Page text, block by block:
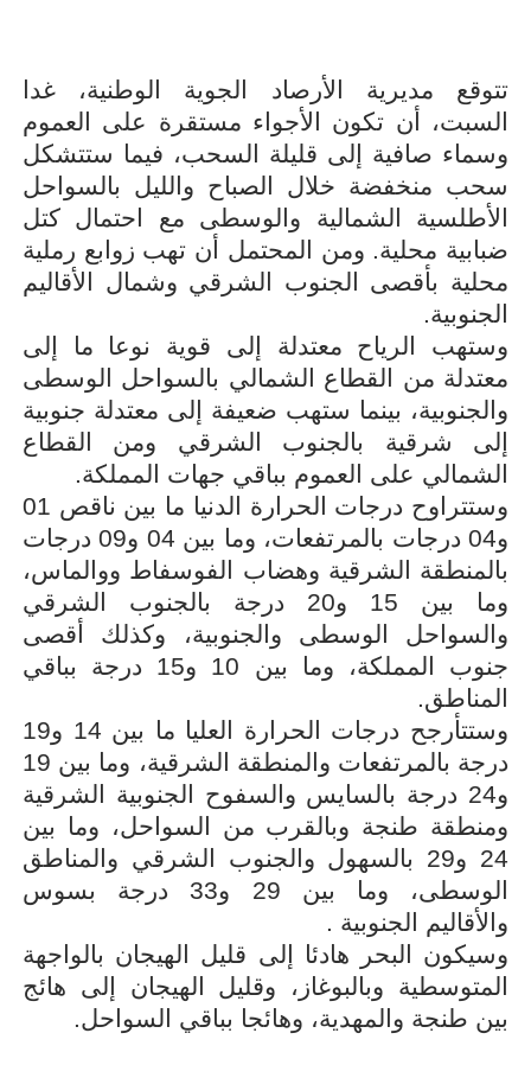
تتوقع مديرية الأرصاد الجوية الوطنية، غدا
السبت، أن تكون الأجواء مستقرة على العموم
وسماء صافية إلى قليلة السحب، فيما ستتشكل
سحب منخفضة خلال الصباح والليل بالسواحل
الأطلسية الشمالية والوسطى مع احتمال كتل
ضبابية محلية. ومن المحتمل أن تهب زوابع رملية
محلية بأقصى الجنوب الشرقي وشمال الأقاليم
الجنوبية.
وستهب الرياح معتدلة إلى قوية نوعا ما إلى
معتدلة من القطاع الشمالي بالسواحل الوسطى
والجنوبية، بينما ستهب ضعيفة إلى معتدلة جنوبية
إلى شرقية بالجنوب الشرقي ومن القطاع
الشمالي على العموم بباقي جهات المملكة.
وستتراوح درجات الحرارة الدنيا ما بين ناقص 01
و04 درجات بالمرتفعات، وما بين 04 و09 درجات
بالمنطقة الشرقية وهضاب الفوسفاط ووالماس،
وما بين 15 و20 درجة بالجنوب الشرقي
والسواحل الوسطى والجنوبية، وكذلك أقصى
جنوب المملكة، وما بين 10 و15 درجة بباقي
المناطق.
وستتأرجح درجات الحرارة العليا ما بين 14 و19
درجة بالمرتفعات والمنطقة الشرقية، وما بين 19
و24 درجة بالسايس والسفوح الجنوبية الشرقية
ومنطقة طنجة وبالقرب من السواحل، وما بين
24 و29 بالسهول والجنوب الشرقي والمناطق
الوسطى، وما بين 29 و33 درجة بسوس
والأقاليم الجنوبية .
وسيكون البحر هادئا إلى قليل الهيجان بالواجهة
المتوسطية وبالبوغاز، وقليل الهيجان إلى هائج
بين طنجة والمهدية، وهائجا بباقي السواحل.